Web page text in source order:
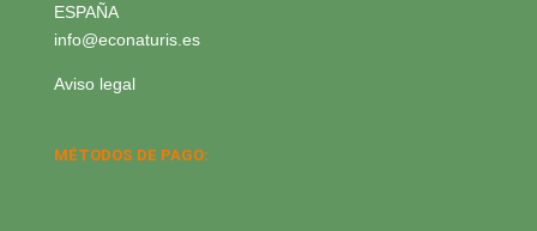
ESPAÑA
info@econaturis.es
Aviso legal
MÉTODOS DE PAGO: